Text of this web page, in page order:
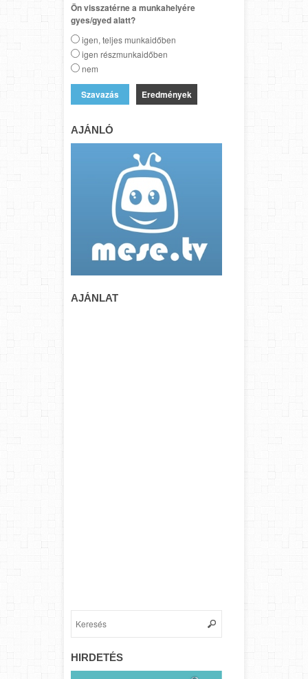
Ön visszatérne a munkahelyére
gyes/gyed alatt?
igen, teljes munkaidőben
igen részmunkaidőben
nem
Eredmények
AJÁNLÓ
AJÁNLAT
HIRDETÉS